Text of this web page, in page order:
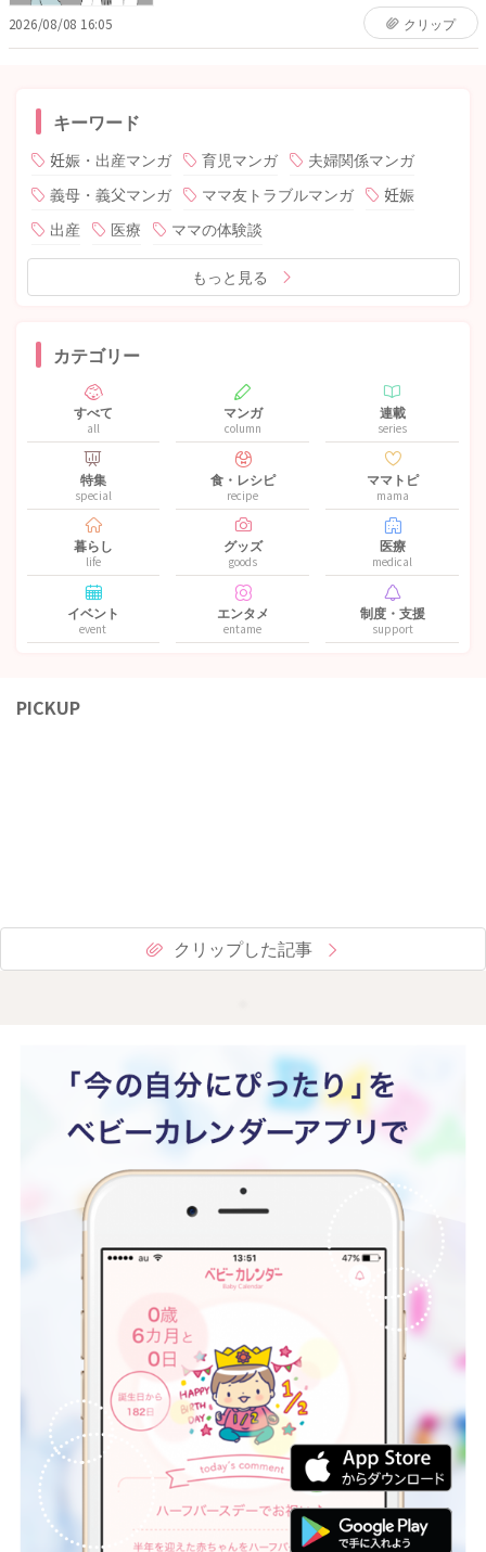
2026/08/08 16:05 クリップ
キーワード
妊娠・出産マンガ 育児マンガ
夫婦関係マンガ
義母・義父マンガ
ママ友トラブルマンガ
妊娠
出産
医療 ママの体験談
もっと見る
カテゴリー
すべて
all
マンガ
column
連載
series
特集
special
食・レシピ
recipe
ママトピ
mama
暮らし
life
グッズ
goods
医療
medical
イベント
event
エンタメ
entame
制度・支援
support
PICKUP
クリップした記事